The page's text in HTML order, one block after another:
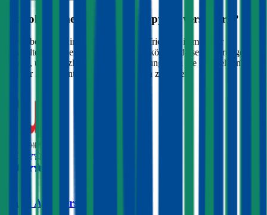
Wo soll ich meinen Spyder versichern?
Wir haben Kund:innen befragt, wie zufrieden Sie mit ihrer
gewählten Autoversicherung sind. Sie können diese Erfahrungen
nutzen, um zusätzlich zu Preis & Leistung auch die Empfehlungen
anderer in Ihre Entscheidung einfließen zu lassen:
Muki Autoversicherung